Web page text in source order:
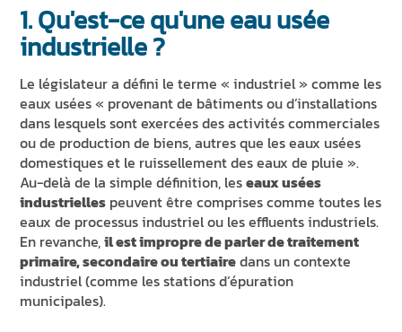
FR EN IT DE
1. Qu'est-ce qu'une eau usée
industrielle ?
Le législateur a défini le terme « industriel » comme les
eaux usées « provenant de bâtiments ou d’installations
dans lesquels sont exercées des activités commerciales
ou de production de biens, autres que les eaux usées
domestiques et le ruissellement des eaux de pluie ».
Au-delà de la simple définition, leseaux usées
industrielles peuvent être comprises comme toutes les
eaux de processus industriel ou les effluents industriels.
En revanche,il est impropre de parler de traitement
primaire, secondaire ou tertiairedans un contexte
industriel (comme les stations d’épuration
municipales).